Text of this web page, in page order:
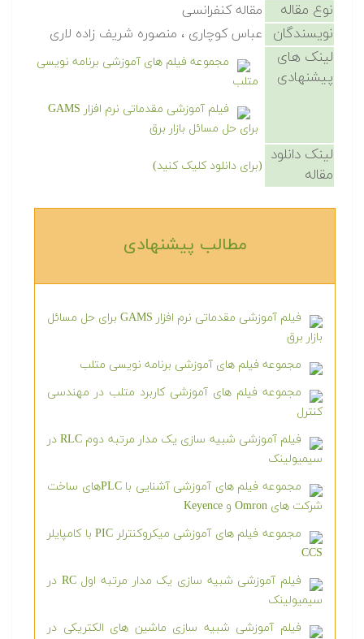
نوع مقاله مقاله کنفرانسی
نویسندگان عباس کوچاری ، منصوره شریف زاده لاری
لینک های
پیشنهادی
مجموعه فیلم های آموزشی برنامه نویسی
متلب
فیلم آموزشی مقدماتی نرم افزار GAMS
برای حل مسائل بازار برق
لینک دانلود
مقاله
(برای دانلود کلیک کنید)
مطالب پیشنهادی‎
فیلم آموزشی مقدماتی نرم افزار GAMS برای حل مسائل
بازار برق
مجموعه فیلم های آموزشی برنامه نویسی متلب
مجموعه فیلم های آموزشی کاربرد متلب در مهندسی
کنترل
فیلم آموزشی شبیه سازی یک مدار مرتبه دوم RLC در
سیمیولینک
مجموعه فیلم های آموزشی آشنایی با PLCهای ساخت
شرکت های Omron و Keyence
مجموعه فیلم های آموزشی میکروکنترلر PIC با کامپایلر
CCS
فیلم آموزشی شبیه سازی یک مدار مرتبه اول RC در
سیمیولینک
فیلم آموزشی شبیه سازی ماشین های الکتریکی در